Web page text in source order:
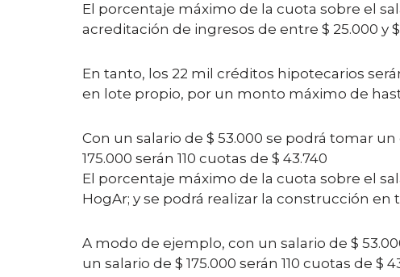
El porcentaje máximo de la cuota sobre el
acreditación de ingresos de entre $ 25.000 y $
En tanto, los 22 mil créditos hipotecarios
en lote propio, por un monto máximo de
Con un salario de $ 53.000 se podrá tomar
175.000 serán 110 cuotas de $ 43.740
El porcentaje máximo de la cuota sobre el
HogAr; y se podrá realizar la construcción
A modo de ejemplo, con un salario de $
un salario de $ 175.000 serán 110 cuotas de $